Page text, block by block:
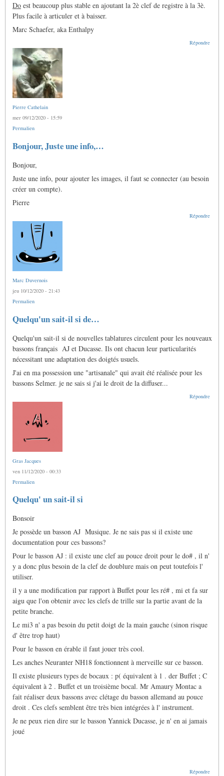
Do est beaucoup plus stable en ajoutant la 2è clef de registre à la 3è.
Plus facile à articuler et à baisser.
Marc Schaefer, aka Enthalpy
Répondre
Pierre Cathelain
mer 09/12/2020 - 15:59
Permalien
Bonjour, Juste une info,…
Bonjour,
Juste une info, pour ajouter les images, il faut se connecter (au besoin
créer un compte).
Pierre
Répondre
Marc Duvernois
jeu 10/12/2020 - 21:43
Permalien
Quelqu'un sait-il si de…
Quelqu'un sait-il si de nouvelles tablatures circulent pour les nouveaux
bassons français AJ et Ducasse. Ils ont chacun leur particularités
nécessitant une adaptation des doigtés usuels.
J'ai en ma possession une "artisanale" qui avait été réalisée pour les
bassons Selmer. je ne sais si j'ai le droit de la diffuser...
Répondre
Gras Jacques
ven 11/12/2020 - 00:33
Permalien
En
réponse
Quelqu'un
il
si
par
Duvernois
Quelqu' un sait-il si
Bonsoir
Je possède un basson AJ Musique. Je ne sais pas si il existe une
documentation pour ces bassons?
Pour le basson AJ : il existe une clef au pouce droit pour le do# , il n'
y a donc plus besoin de la clef de doublure mais on peut toutefois l'
utiliser.
il y a une modification par rapport à Buffet pour les ré# , mi et fa sur
aigu que l'on obtenir avec les clefs de trille sur la partie avant de la
petite branche.
Le mi3 n' a pas besoin du petit doigt de la main gauche (sinon risque
d' être trop haut)
Pour le basson en érable il faut jouer très cool.
Les anches Neuranter NH18 fonctionnent à merveille sur ce basson.
Il existe plusieurs types de bocaux : p( équivalent à 1 . der Buffet ; C
équivalent à 2 . Buffet et un troisième bocal. Mr Amaury Montac a
fait réaliser deux bassons avec clétage du basson allemand au pouce
droit . Ces clefs semblent être très bien intégrées à l' instrument.
Je ne peux rien dire sur le basson Yannick Ducasse, je n' en ai jamais
joué
Répondre